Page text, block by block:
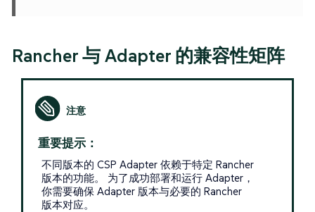
Rancher 与 Adapter 的兼容性矩阵
重要提示：
不同版本的 CSP Adapter 依赖于特定 Rancher
版本的功能。 为了成功部署和运行 Adapter，
你需要确保 Adapter 版本与必要的 Rancher
版本对应。